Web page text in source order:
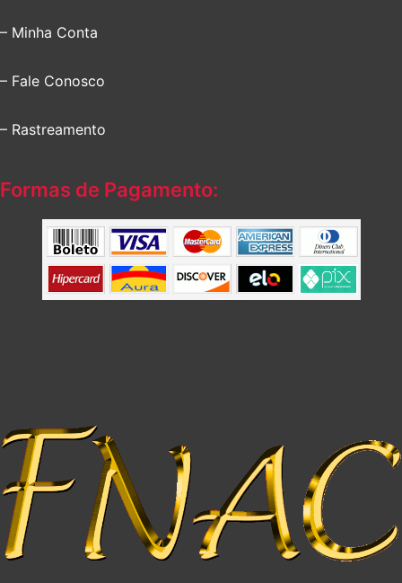
– Minha Conta
– Fale Conosco
– Rastreamento
Formas de Pagamento: